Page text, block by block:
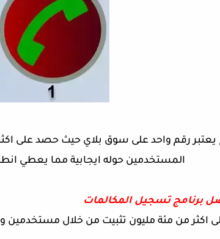
المستخدمين حوله ايجابية مما يعطي
برنامج تسجيل المكالمات
من مئة مليون تثبيت من خلال مستخدمين